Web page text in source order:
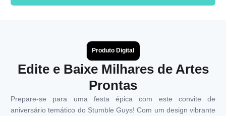
Produto Digital
Edite e Baixe Milhares de Artes
Prontas
Prepare-se para uma festa épica com este convite de
aniversário temático do Stumble Guys! Com um design vibrante